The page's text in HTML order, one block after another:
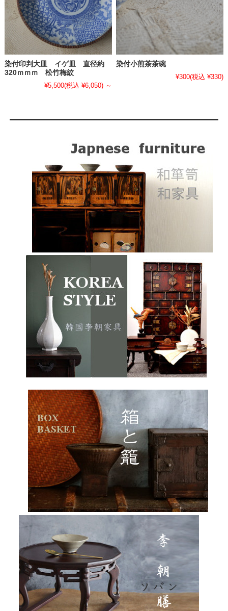
染付印判大皿 イゲ皿 直径約
320ｍｍｍ 松竹梅紋
¥5,500(税込 ¥6,050) ～
染付小煎茶茶碗
¥300(税込 ¥330)